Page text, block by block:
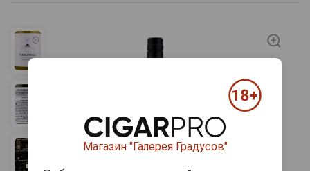
Магазин "Галерея Градусов"